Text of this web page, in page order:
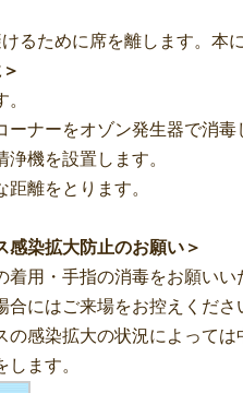
席を離します。本によ
ーナーをオゾン発生器で消毒
浄機を設置します。
距離をとります。
感染拡大防止のお願い＞
着用・手指の消毒をお願いい
合にはご来場をお控えくださ
の感染拡大の状況によって
ます。